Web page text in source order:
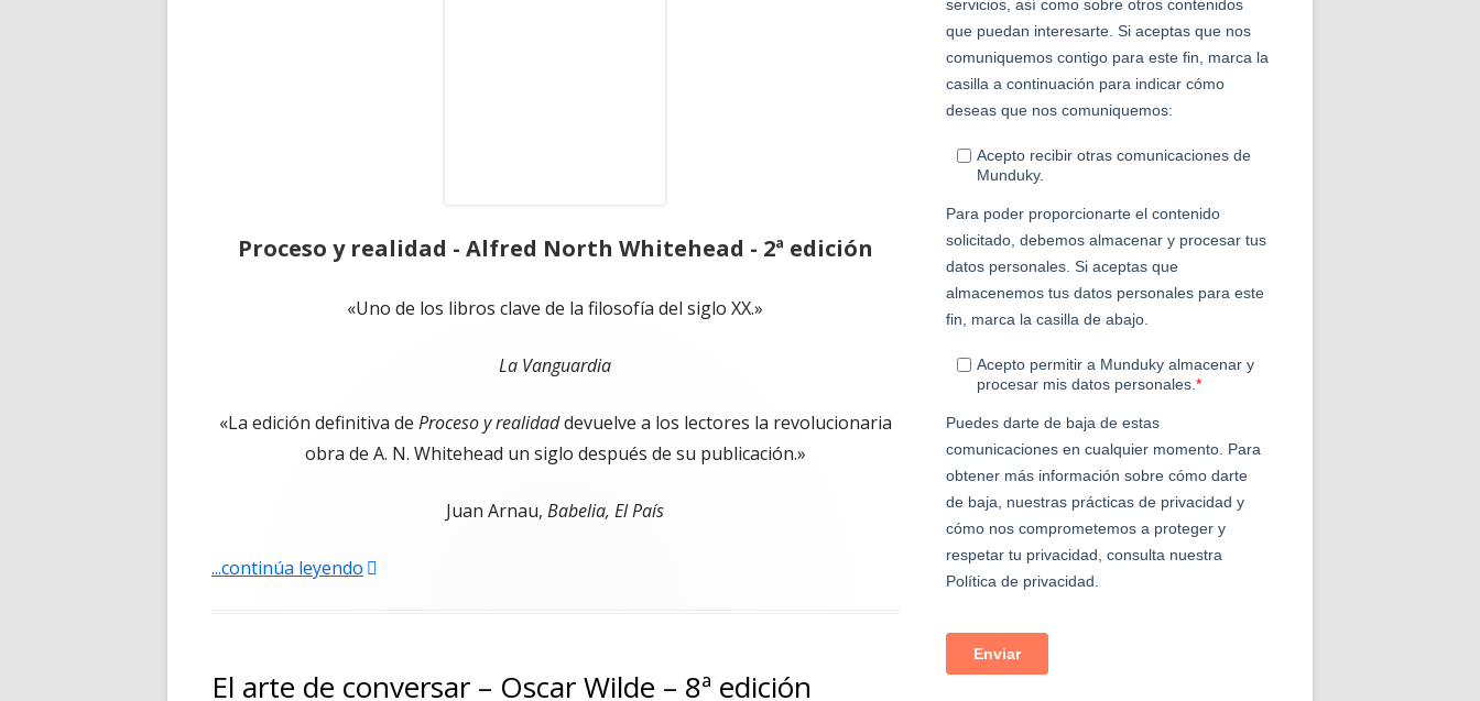
Proceso y realidad - Alfred North Whitehead - 2ª edición
«Uno de los libros clave de la filosofía del siglo XX.»
La Vanguardia
«La edición definitiva de Proceso y realidaddevuelve a los lectores la revolucionaria
obra de A. N. Whitehead un siglo después de su publicación.»
Juan Arnau,Babelia, El País
...continúa leyendo "Proceso y realidad – Alfred North Whitehead – 2ª edición"
El arte de conversar – Oscar Wilde – 8ª edición